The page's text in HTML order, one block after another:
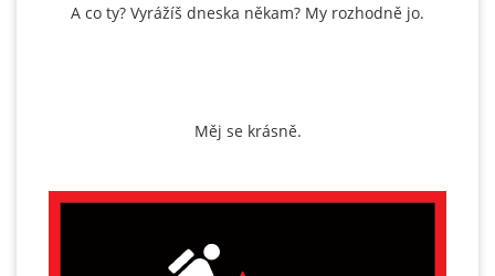
A co ty? Vyrážíš dneska někam? My rozhodně jo.
Měj se krásně.